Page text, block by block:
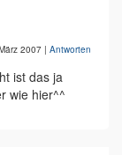
2007 | Antworten
ist das ja
wie hier^^